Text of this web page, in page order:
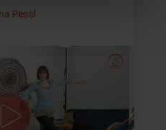
Pessl
Teppich durch den
dieser KinderyogaEinheit
damit fliegen wir durch den